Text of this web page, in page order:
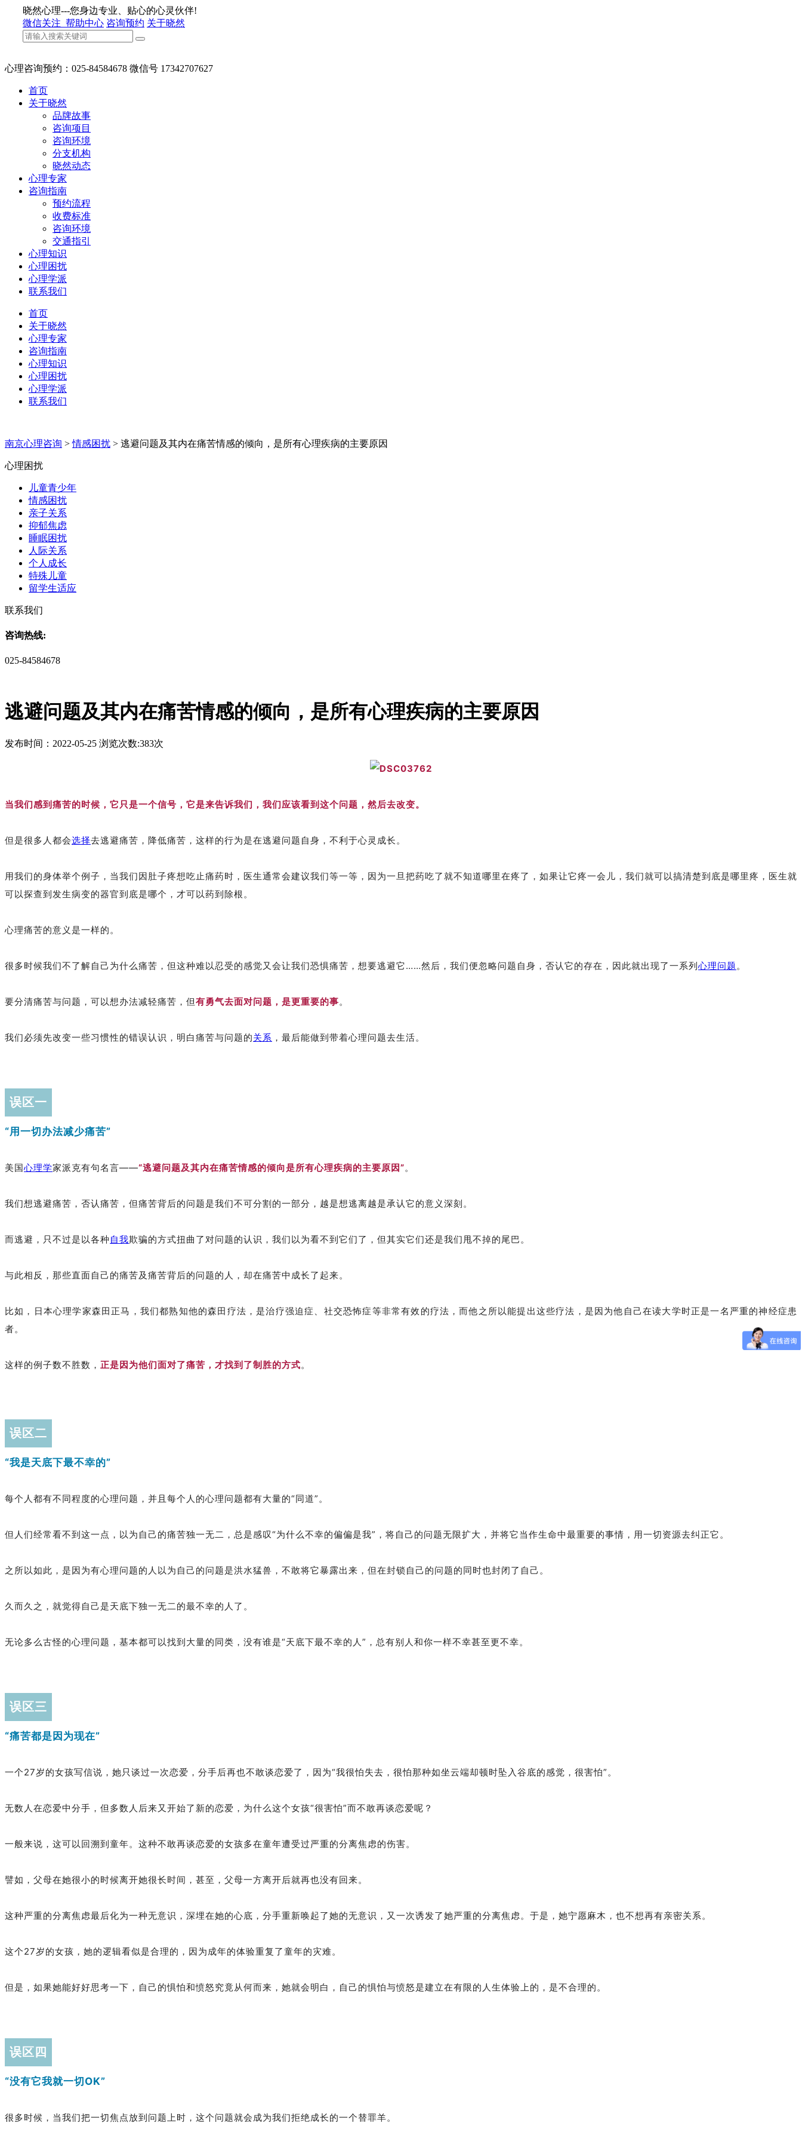
晓然心理---您身边专业、贴心的心灵伙伴!
微信关注 帮助中心 咨询预约 关于晓然
心理咨询预约：025-84584678 微信号 17342707627
首页
关于晓然
品牌故事
咨询项目
咨询环境
分支机构
晓然动态
心理专家
咨询指南
预约流程
收费标准
咨询环境
交通指引
心理知识
心理困扰
心理学派
联系我们
首页
关于晓然
心理专家
咨询指南
心理知识
心理困扰
心理学派
联系我们
南京心理咨询 > 情感困扰 > 逃避问题及其内在痛苦情感的倾向，是所有心理疾病的主要原因
心理困扰
儿童青少年
情感困扰
亲子关系
抑郁焦虑
睡眠困扰
人际关系
个人成长
特殊儿童
留学生适应
联系我们
咨询热线:
025-84584678
逃避问题及其内在痛苦情感的倾向，是所有心理疾病的主要原因
发布时间：2022-05-25 浏览次数:383次
当我们感到痛苦的时候，它只是一个信号， 它是来告诉我们，我们应该看到这个问题，然后去改变。
但是很多人都会选择去逃避痛苦，降低痛苦，这样的行为是在逃避问题自身，不利于心灵成长。
用我们的身体举个例子，当我们因肚子疼想吃止痛药时，医生通常会建议我们等一等，因为一旦把药吃了就不知道哪里在疼了，如果让它疼一会儿，我们就可以搞清楚到底是哪里疼，医生就
可以探查到发生病变的器官到底是哪个，才可以药到除根。
心理痛苦的意义是一样的。
很多时候我们不了解自己为什么痛苦，但这种难以忍受的感觉又会让我们恐惧痛苦，想要逃避它……然后，我们便忽略问题自身，否认它的存在，因此就出现了一系列 心理问题。
要分清痛苦与问题，可以想办法减轻痛苦，但有勇气去面对问题，是更重要的事。
我们必须先改变一些习惯性的错误认识，明白痛苦与问题的关系 ，最后能做到 带着心理问题去生活。
误区一
“用一切办法减少痛苦”
美国心理学家派克有句名言——“逃避问题及其内在痛苦情感的倾向是所有心理疾病的主要原因”。
我们想逃避痛苦，否认痛苦，但痛苦背后的问题是我们不可分割的一部分，越是想逃离越是承认它的意义深刻。
而逃避，只不过是以各种 自我欺骗的方式扭曲了对问题的认识，我们以为看不到它们了，但其实它们还是我们甩不掉的尾巴。
与此相反，那些直面自己的痛苦及痛苦背后的问题的人，却在痛苦中成长了起来。
比如，日本心理学家森田正马，我们都熟知他的森田疗法，是治疗强迫症 、社交恐怖症等非常有效的疗法，而他之所以能提出这些疗法，是因为他自己在读大学时正是一名严重的神经症患
者。
这样的例子数不胜数， 正是因为他们面对了痛苦，才找到了制胜的方式。
误区二
“我是天底下最不幸的”
每个人都有不同程度的心理问题，并且每个人的心理问题都有大量的“同道”。
但人们经常看不到这一点，以为自己的痛苦独一无二，总是感叹“为什么不幸的偏偏是我”，将自己的问题无限扩大，并将它当作生命中最重要的事情，用一切资源去纠正它。
之所以如此，是因为有心理问题的人以为自己的问题是洪水猛兽，不敢将它暴露出来，但在封锁自己的问题的同时也封闭了自己。
久而久之，就觉得自己是天底下独一无二的最不幸的人了。
无论多么古怪的心理问题，基本都可以找到大量的同类，没有谁是“天底下最不幸的人”，总有别人和你一样不幸甚至更不幸。
误区三
“痛苦都是因为现在”
一个27岁的女孩写信说，她只谈过一次恋爱，分手后再也不敢谈恋爱了，因为“我很怕失去，很怕那种如坐云端却顿时坠入谷底的感觉，很害怕”。
无数人在恋爱中分手，但多数人后来又开始了新的恋爱，为什么这个女孩“很害怕”而不敢再谈恋爱呢？
一般来说，这可以回溯到童年。这种不敢再谈恋爱的女孩多在童年遭受过严重的分离焦虑的伤害。
譬如，父母在她很小的时候离开她很长时间，甚至，父母一方离开后就再也没有回来。
这种严重的分离焦虑最后化为一种无意识，深埋在她的心底，分手重新唤起了她的无意识，又一次诱发了她严重的分离焦虑。于是，她宁愿麻木，也不想再有亲密关系。
这个27岁的女孩，她的逻辑看似是合理的，因为成年的体验重复了童年的灾难。
但是，如果她能好好思考一下，自己的惧怕和愤怒究竟从何而来，她就会明白，自己的惧怕与愤怒是建立在有限的人生体验上的，是不合理的。
误区四
“没有它我就一切OK”
很多时候，当我们把一切焦点放到问题上时，这个问题就会成为我们拒绝成长的一个替罪羊。